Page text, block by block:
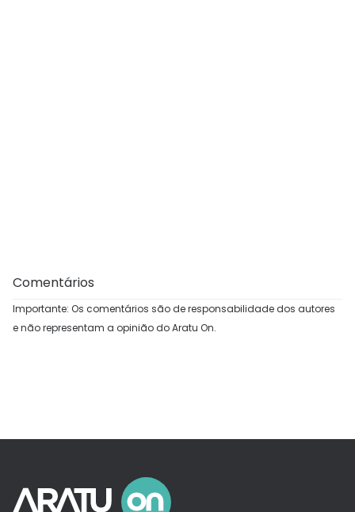
Comentários
Importante: Os comentários são de responsabilidade dos autores
e não representam a opinião do Aratu On.